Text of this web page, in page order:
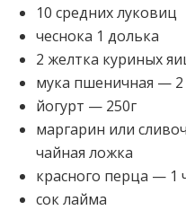
10 средних луковиц
чеснока 1 долька
2 желтка куриных
мука пшеничная — 2
йогурт — 250г
маргарин или
чайная ложка
красного перца — 1
сок лайма